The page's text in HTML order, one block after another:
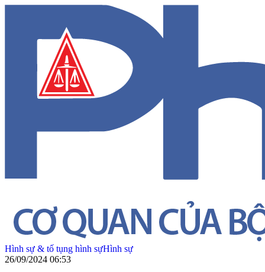
Hình sự & tố tụng hình sựHình sự
26/09/2024 06:53